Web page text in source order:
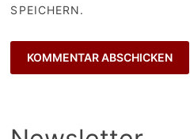
SPEICHERN.